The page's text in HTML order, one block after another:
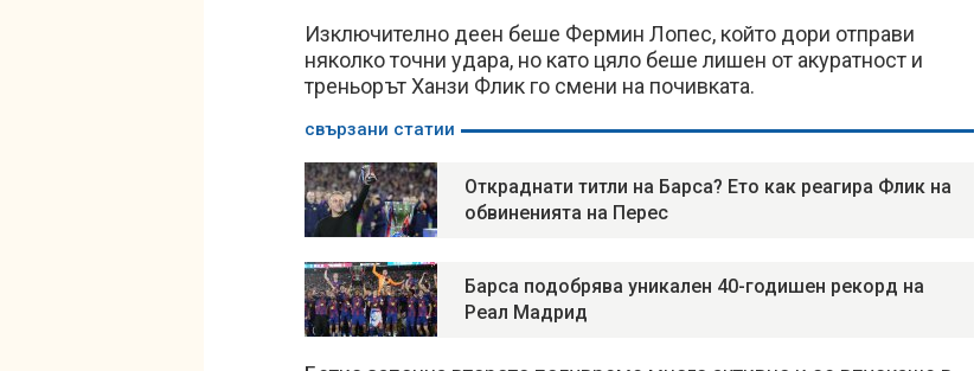
Изключително деен беше Фермин Лопес, който дори отправи
няколко точни удара, но като цяло беше лишен от акуратност и
треньорът Ханзи Флик го смени на почивката.
свързани статии
Откраднати титли на Барса? Ето как реагира Флик на
обвиненията на Перес
Барса подобрява уникален 40-годишен рекорд на
Реал Мадрид